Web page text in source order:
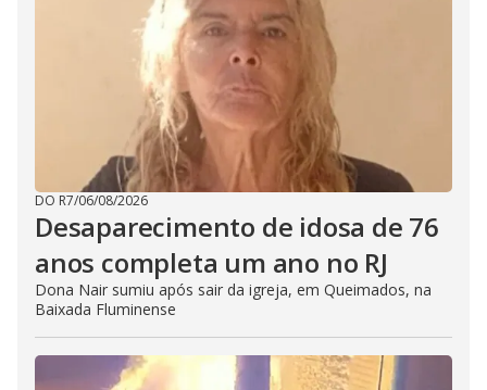
DO R7/06/08/2026
Desaparecimento de idosa de 76
anos completa um ano no RJ
Dona Nair sumiu após sair da igreja, em Queimados, na
Baixada Fluminense